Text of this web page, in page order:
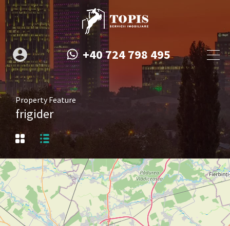
+40 724 798 495
Property Feature
frigider